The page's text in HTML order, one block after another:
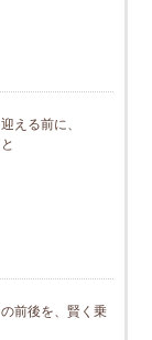
える前に、
前後を、賢く乗